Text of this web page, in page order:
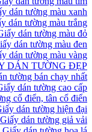
dán tường màu xanh
dán tường màu trắng
dán tường màu đỏ
dán tường màu đen
dán tường màu vàng
DÁN TƯỜNG ĐẸP
tường bán chạy nhất
dán tường cao cấp
cổ điển, tân cổ điển
dán tường hiện đại
Giấy dán tường giả vải